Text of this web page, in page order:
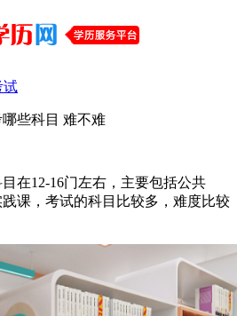
试
些科目 难不难
在12-16门左右，主要包括公共
课，考试的科目比较多，难度比较